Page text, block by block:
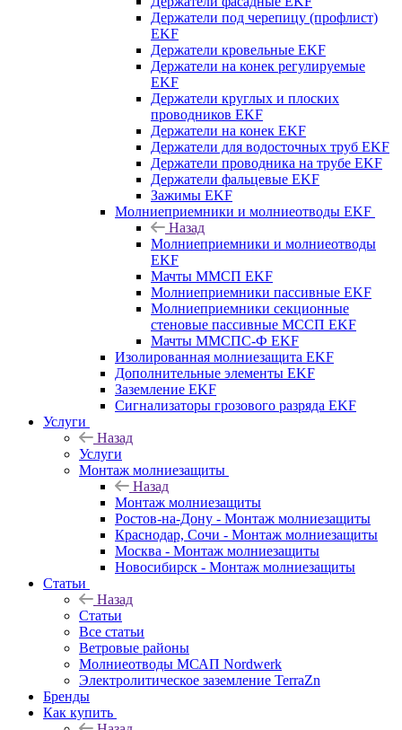
Держатели под черепицу (профлист)
EKF
Держатели кровельные EKF
Держатели на конек регулируемые
EKF
Держатели круглых и плоских
проводников EKF
Держатели на конек EKF
Держатели для водосточных труб EKF
Держатели проводника на трубе EKF
Держатели фальцевые EKF
Зажимы EKF
Молниеприемники и молниеотводы EKF
Назад
Молниеприемники и молниеотводы
EKF
Мачты ММСП EKF
Молниеприемники пассивные EKF
Молниеприемники секционные
стеновые пассивные МССП EKF
Мачты ММСПС-Ф EKF
Изолированная молниезащита EKF
Дополнительные элементы EKF
Заземление EKF
Сигнализаторы грозового разряда EKF
Услуги
Назад
Услуги
Монтаж молниезащиты
Назад
Монтаж молниезащиты
Ростов-на-Дону - Монтаж молниезащиты
Краснодар, Сочи - Монтаж молниезащиты
Москва - Монтаж молниезащиты
Новосибирск - Монтаж молниезащиты
Статьи
Назад
Статьи
Все статьи
Ветровые районы
Молниеотводы МСАП Nordwerk
Электролитическое заземление TerraZn
Бренды
Как купить